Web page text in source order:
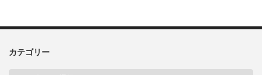
カテゴリー